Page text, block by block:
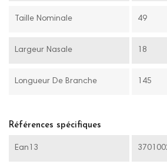
Taille Nominale 49
Largeur Nasale 18
Longueur De Branche 145
Références spécifiques
Ean13